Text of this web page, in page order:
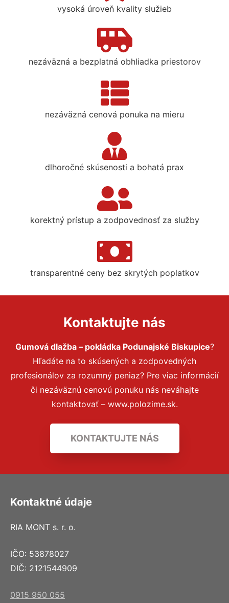
vysoká úroveň kvality služieb
nezáväzná a bezplatná obhliadka priestorov
nezáväzná cenová ponuka na mieru
dlhoročné skúsenosti a bohatá prax
korektný prístup a zodpovednosť za služby
transparentné ceny bez skrytých poplatkov
Kontaktujte nás
Gumová dlažba – pokládka Podunajské Biskupice?
Hľadáte na to skúsených a zodpovedných
profesionálov za rozumný peniaz? Pre viac informácií
či nezáväznú cenovú ponuku nás neváhajte
kontaktovať – www.polozime.sk.
KONTAKTUJTE NÁS
Kontaktné údaje
RIA MONT s. r. o.
IČO: 53878027
DIČ: 2121544909
0915 950 055